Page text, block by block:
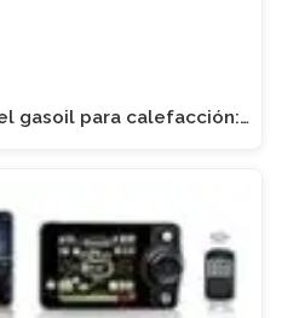
gasoil para calefacción:…